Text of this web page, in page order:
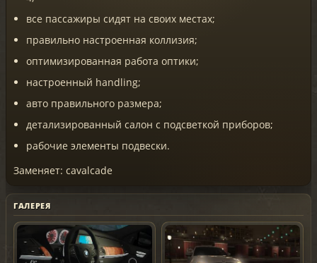
все пассажиры сидят на своих местах;
правильно настроенная коллизия;
оптимизированная работа оптики;
настроенный handling;
авто правильного размера;
детализированный салон с подсветкой приборов;
рабочие элементы подвески.
Заменяет: cavalcade
ГАЛЕРЕЯ